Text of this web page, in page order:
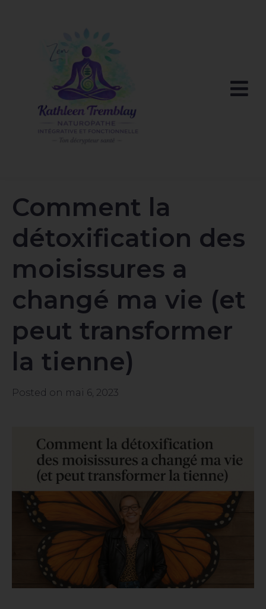
Comment la
détoxification des
moisissures a
changé ma vie (et
peut transformer
la tienne)
Posted on mai 6, 2023